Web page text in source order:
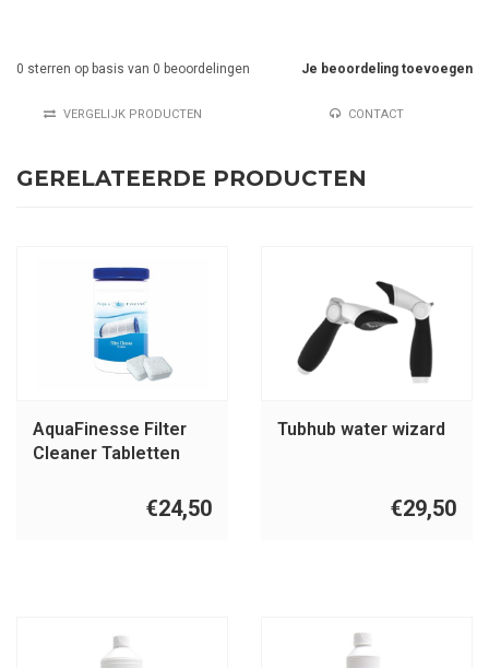
Je beoordeling toevoegen
0 sterren op basis van 0 beoordelingen
VERGELIJK PRODUCTEN CONTACT
GERELATEERDE PRODUCTEN
AquaFinesse Filter
Cleaner Tabletten
€24,50
Tubhub water wizard
€29,50